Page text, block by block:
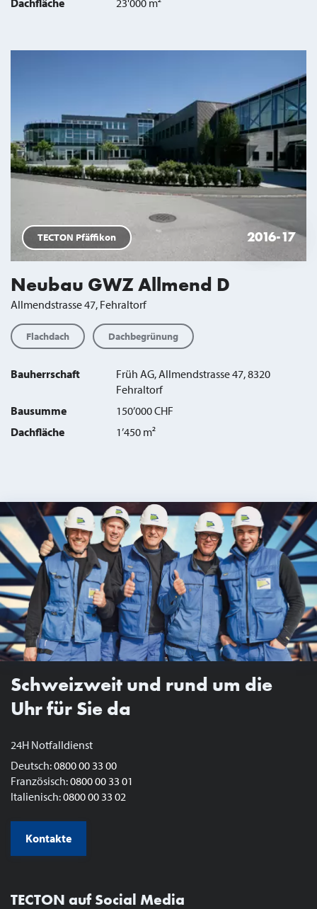
TECTON Pfäffikon 2016-17
Neubau GWZ Allmend D
Allmendstrasse 47, Fehraltorf
Flachdach Dachbegrünung
Bauherrschaft
Früh AG, Allmendstrasse 47, 8320
Fehraltorf
Bausumme
150’000 CHF
Dachfläche
1’450 m²
Schweizweit und rund um die
Uhr für Sie da
24H Notfalldienst
Deutsch:0800 00 33 00
Französisch:0800 00 33 01
Italienisch:0800 00 33 02
Kontakte
TECTON auf Social Media